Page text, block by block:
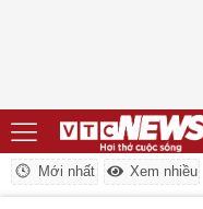
Mới nhất Xem nhiều